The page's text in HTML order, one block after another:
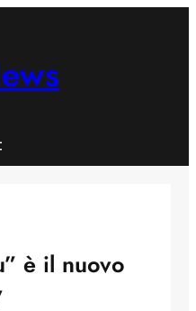
è il nuovo